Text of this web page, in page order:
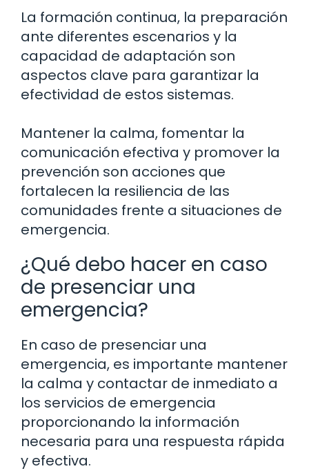
La formación continua, la preparación
ante diferentes escenarios y la
capacidad de adaptación son
aspectos clave para garantizar la
efectividad de estos sistemas.
Mantener la calma, fomentar la
comunicación efectiva y promover la
prevención son acciones que
fortalecen la resiliencia de las
comunidades frente a situaciones de
emergencia.
¿Qué debo hacer en caso
de presenciar una
emergencia?
En caso de presenciar una
emergencia, es importante mantener
la calma y contactar de inmediato a
los servicios de emergencia
proporcionando la información
necesaria para una respuesta rápida
y efectiva.